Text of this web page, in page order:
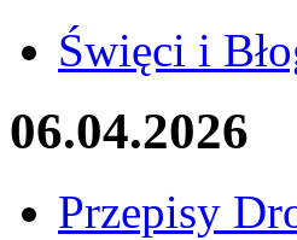
Święci i
06.04.2026
Przepisy